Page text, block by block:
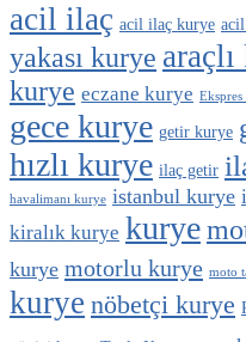
acil ilaç acil ilaç kurye
yakası kurye
kurye eczane kurye
gece kurye getir kurye
hızlı kurye ilaç getir
havalimanı kurye istanbul kurye
kiralık kurye kurye
kurye motorlu kurye moto
kurye nöbetçi kurye